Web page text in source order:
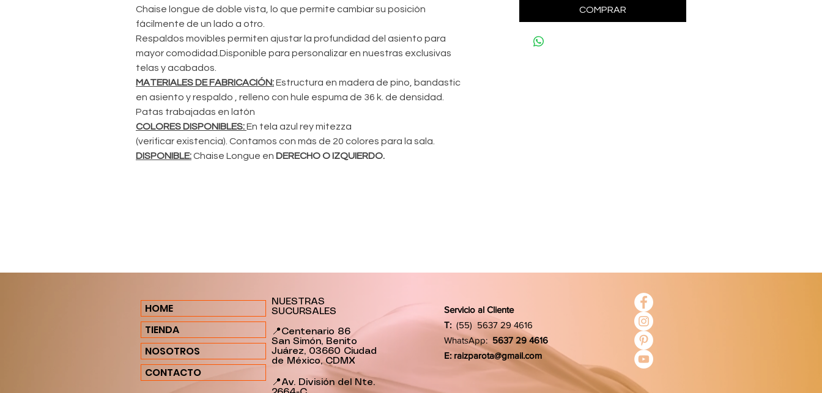
Chaise longue de doble vista, lo que permite cambiar su posición
fácilmente de un lado a otro.
Respaldos movibles permiten ajustar la profundidad del asiento para
mayor comodidad.Disponible para personalizar en nuestras exclusivas
telas y acabados.
MATERIALES DE FABRICACIÓN:Estructura en madera de pino, bandastic
en asiento y respaldo , relleno con hule espuma de 36 k. de densidad.
Patas trabajadas en latón
COLORES DISPONIBLES:En tela azul rey mitezza
(verificar existencia). Contamos con más de 20 colores para la sala.
DISPONIBLE:Chaise Longue en DERECHO O IZQUIERDO.
COMPRAR
HOME
TIENDA
NOSOTROS
CONTACTO
NUESTRAS
SUCURSALES
📍Centenario 86
San Simón, Benito
Juárez, 03660 Ciudad
de México, CDMX
📍Av. División del Nte.
Servicio al Cliente
T: (55) 5637 29 4616
WhatsApp: 5637 29 4616
E: raizparota@gmail.com